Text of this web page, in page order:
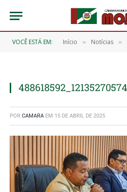
VOCÊ ESTÁ EM: Início » Notícias »
POR CAMARA EM 15 DE ABRIL DE 2025